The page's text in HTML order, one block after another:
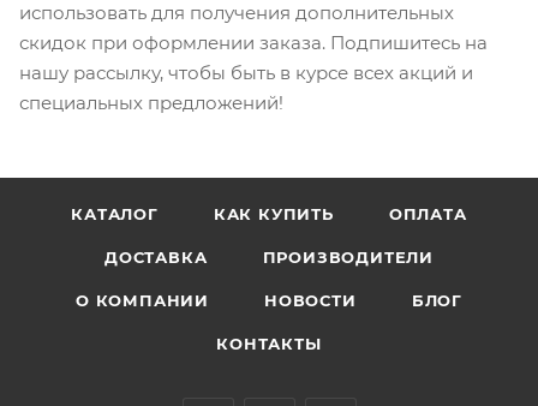
использовать для получения дополнительных
скидок при оформлении заказа. Подпишитесь на
нашу рассылку, чтобы быть в курсе всех акций и
специальных предложений!
КАТАЛОГ КАК КУПИТЬ ОПЛАТА
ДОСТАВКА ПРОИЗВОДИТЕЛИ
О КОМПАНИИ НОВОСТИ БЛОГ
КОНТАКТЫ